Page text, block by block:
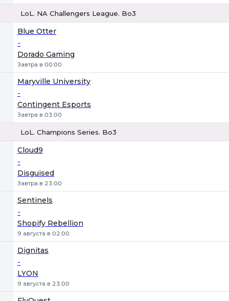
LoL. NA Challengers League. Bo3
Blue Otter
-
Dorado Gaming
Завтра в 00:00
Maryville University
-
Contingent Esports
Завтра в 03:00
LoL. Champions Series. Bo3
Cloud9
-
Disguised
Завтра в 23:00
Sentinels
-
Shopify Rebellion
9 августа в 02:00
Dignitas
-
LYON
9 августа в 23:00